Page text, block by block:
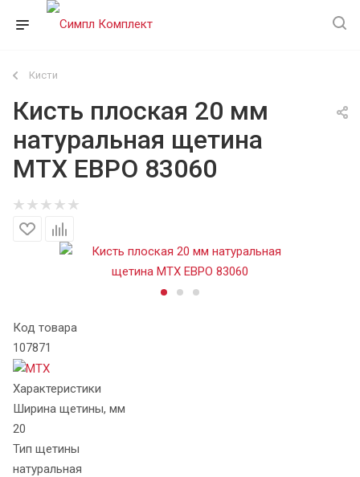
Кисти
Кисть плоская 20 мм
натуральная щетина
MTX ЕВРО 83060
Код товара
107871
Характеристики
Ширина щетины, мм
20
Тип щетины
натуральная